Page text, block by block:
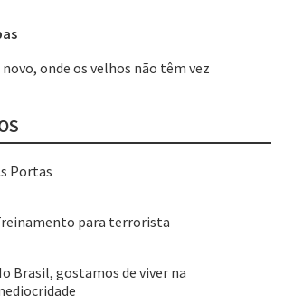
onde os velhos não têm vez
Portas
para terrorista
Brasil, gostamos de viver na